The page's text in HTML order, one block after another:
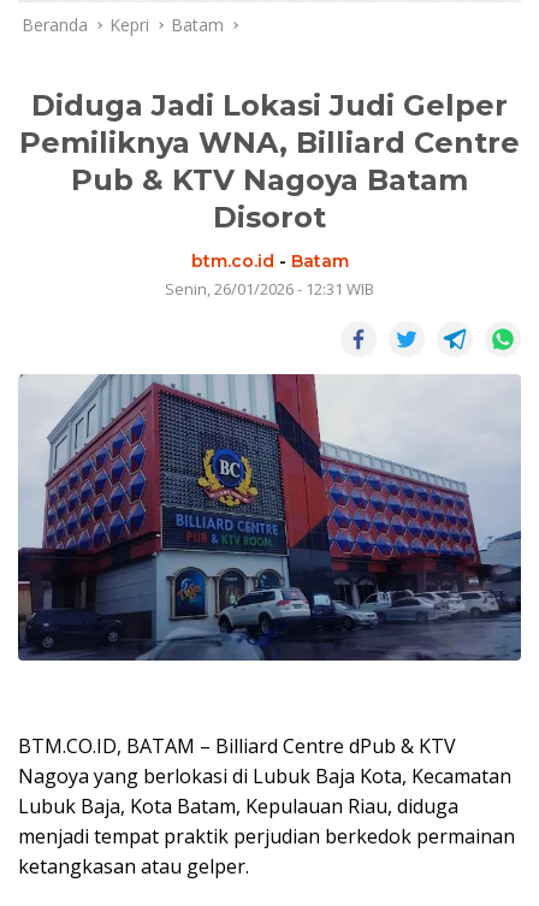
Beranda Kepri Batam
Diduga Jadi Lokasi Judi Gelper
Pemiliknya WNA, Billiard Centre
Pub & KTV Nagoya Batam
Disorot
btm.co.id - Batam
Senin, 26/01/2026 - 12:31 WIB
BTM.CO.ID, BATAM – Billiard Centre dPub & KTV
Nagoya yang berlokasi di Lubuk Baja Kota, Kecamatan
Lubuk Baja, Kota Batam, Kepulauan Riau, diduga
menjadi tempat praktik perjudian berkedok permainan
ketangkasan atau gelper.